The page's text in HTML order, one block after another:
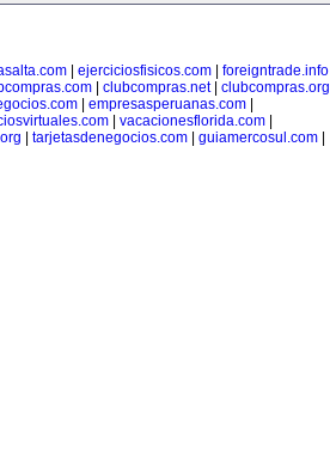
| ejerciciosfisicos.com| foreigntrade.info|
clubcompras.net| clubcompras.org
empresasperuanas.com
| vacacionesflorida.com|
tarjetasdenegocios.com guiamercosul.com